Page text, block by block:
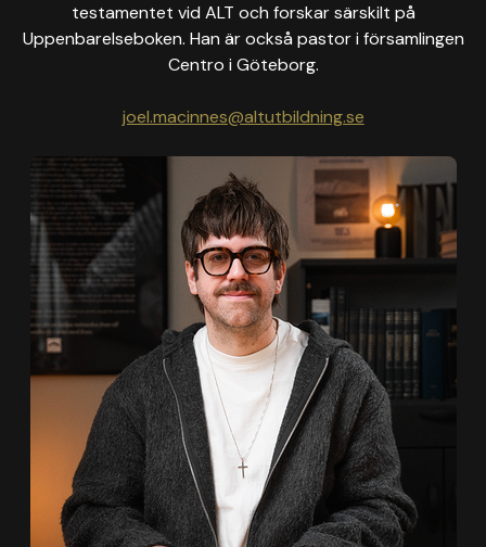
testamentet vid ALT och forskar särskilt på
Uppenbarelseboken. Han är också pastor i församlingen
Centro i Göteborg.
joel.macinnes@altutbildning.se